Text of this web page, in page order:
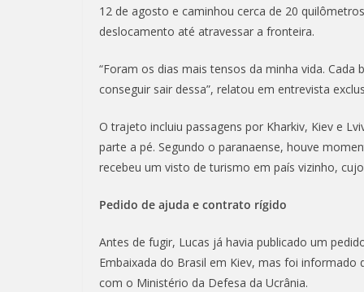
12 de agosto e caminhou cerca de 20
deslocamento até atravessar a fronteira.
“Foram os dias mais tensos da minha vida.
conseguir sair dessa”, relatou em entrevista
O trajeto incluiu passagens por Kharkiv, Kiev e
parte a pé. Segundo o paranaense, houve
recebeu um visto de turismo em país vizinho,
Pedido de ajuda e contrato rígido
Antes de fugir, Lucas já havia publicado um
Embaixada do Brasil em Kiev, mas foi
com o Ministério da Defesa da Ucrânia.